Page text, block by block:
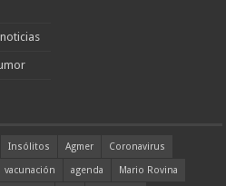
Insólitos Agmer
Coronavirus
vacunación agenda
Mario Rovina